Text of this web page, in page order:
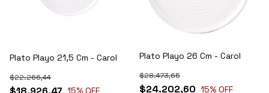
Plato Playo 21,5 Cm - Carol
$22.266,44
15% OFF
Plato Playo 26 Cm - Carol
$24.202,60
$28.473,65
15% OFF